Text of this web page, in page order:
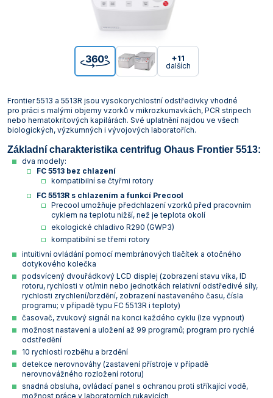
+11
dalších
Frontier 5513 a 5513R jsou vysokorychlostní odstředivky vhodné
pro práci s malými objemy vzorků v mikrozkumavkách, PCR stripech
nebo hematokritových kapilárách. Své uplatnění najdou ve všech
biologických, výzkumných i vývojových laboratořích.
Základní charakteristika centrifug Ohaus Frontier 5513:
dva modely:
FC 5513 bez chlazení
kompatibilní se čtyřmi rotory
FC 5513R s chlazením a funkcí Precool
Precool umožňuje předchlazení vzorků před pracovním
cyklem na teplotu nižší, než je teplota okolí
ekologické chladivo R290 (GWP3)
kompatibilní se třemi rotory
intuitivní ovládání pomocí membránových tlačítek a otočného
dotykového kolečka
podsvícený dvouřádkový LCD displej (zobrazení stavu víka, ID
rotoru, rychlosti v ot/min nebo jednotkách relativní odstředivé síly,
rychlosti zrychlení/brzdění, zobrazení nastaveného času, čísla
programu; v případě typu FC 5513R i teploty)
časovač, zvukový signál na konci každého cyklu (lze vypnout)
možnost nastavení a uložení až 99 programů; program pro rychlé
odstředění
10 rychlostí rozběhu a brzdění
detekce nerovnováhy (zastavení přístroje v případě
nerovnovážného rozložení rotoru)
snadná obsluha, ovládací panel s ochranou proti stříkající vodě,
možnost práce v laboratorních rukavicích